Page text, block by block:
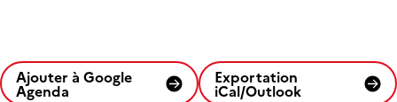
Ajouter à Google
Agenda
Exportation
iCal/Outlook